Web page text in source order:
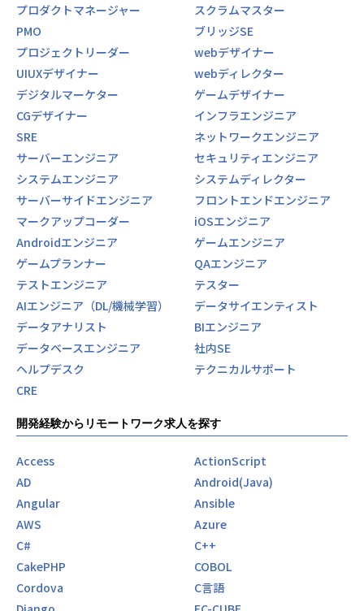
コクヨ株式会社
株式会社クボタ
株式会社ワコール
コニカミノルタ株式会社
株式会社 ポプラ社
東急電鉄株式会社
エフコープ生活協同組合
▼開発事例
株式会社NTTドコモ しゃべってコンシェル（意図解釈サー
バ開発）
第一生命株式会社 健康第一（アプリ開発/アジャイル）
カシオ計算機株式会社 G-SHOCK Connected（腕時計G-SH
OCK連携アプリ）
エフコープ生活協同組合 コープのれいちゃん（冷蔵庫食材
管理アプリ）
大正製薬株式会社 RAIZIN（WEBプロモーション、キャン
ペーンアプリ）
株式会社SBI証券 取引サイト（サイトリニューアル）
▼実績紹介｜教育向けWebサービス開発（企画〜開発）
当社は、小・中学生向けの教育サービスにおいて、
サービス企画段階から参画し、システム開発を担当しまし
【顧客が抱えていた課題】
出版社である顧客にとって、未経験の教育ICTサービスを新
規事業として立ち上げることは、
大変大きなチャレンジでした。
以下のような課題が挙げられました。
・デジタル端末の活用が進む中で、子どもたちが主体的に利
用できるサービスを提供したい
験・学習体験を実現したい
プロダクトマネージャー
スクラムマスター
PMO
ブリッジSE
プロジェクトリーダー
webデザイナー
UIUXデザイナー
webディレクター
デジタルマーケター
ゲームデザイナー
CGデザイナー
インフラエンジニア
SRE
ネットワークエンジニア
サーバーエンジニア
セキュリティエンジニア
システムエンジニア
システムディレクター
サーバーサイドエンジニア
フロントエンドエンジニア
マークアップコーダー
iOSエンジニア
Androidエンジニア
ゲームエンジニア
ゲームプランナー
QAエンジニア
テストエンジニア
テスター
AIエンジニア（DL/機械学習）
データサイエンティスト
データアナリスト
BIエンジニア
データベースエンジニア
社内SE
ヘルプデスク
テクニカルサポート
CRE
開発経験からリモートワーク求人を探す
Access
ActionScript
AD
Android(Java)
Angular
Ansible
AWS
Azure
C#
C++
CakePHP
COBOL
Cordova
C言語